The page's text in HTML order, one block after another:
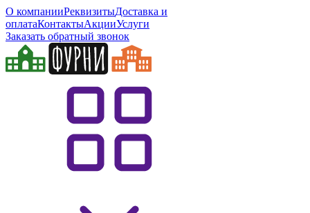
О компанииРеквизитыДоставка и
оплатаКонтактыАкцииУслуги
Заказать обратный звонок